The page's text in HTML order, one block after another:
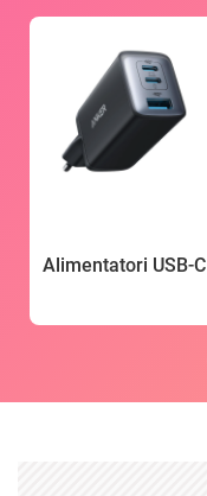
Alimentatori USB-C